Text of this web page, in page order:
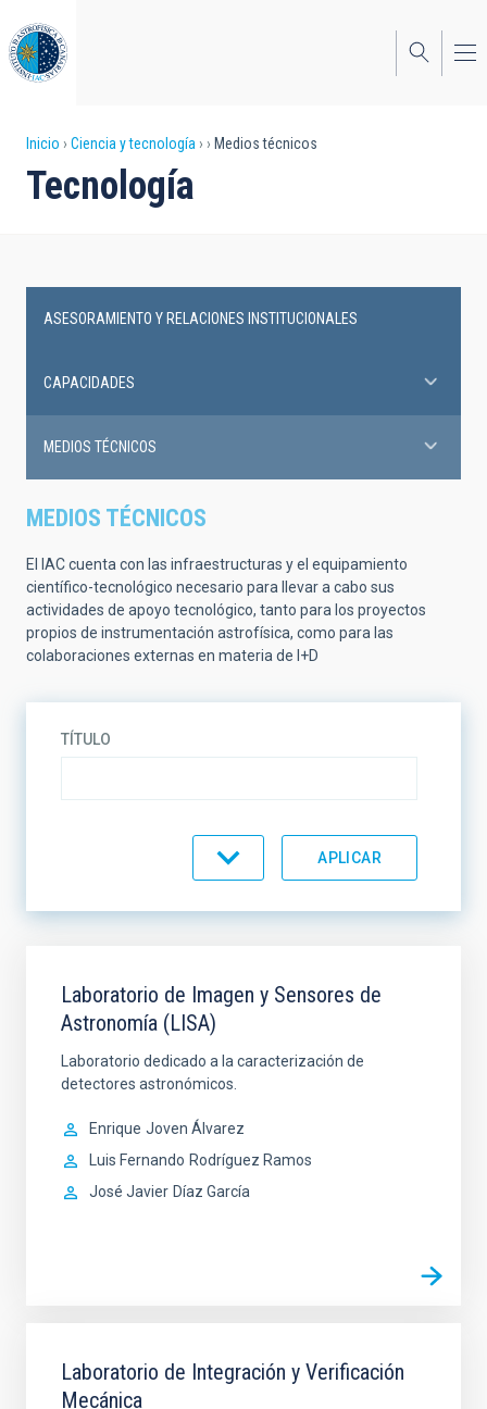
al
contenido
principal
Sobrescribir
enlaces
navegación
Inicio Ciencia y tecnología Medios técnicos
Tecnología
MEDIOS TÉCNICOS
El IAC cuenta con las infraestructuras y el equipamiento
científico-tecnológico necesario para llevar a cabo sus
actividades de apoyo tecnológico, tanto para los proyectos
propios de instrumentación astrofísica, como para las
colaboraciones externas en materia de I+D
TÍTULO
Laboratorio de Imagen y Sensores de
Astronomía (LISA)
Laboratorio dedicado a la caracterización de
detectores astronómicos.
Enrique Joven Álvarez
Luis Fernando Rodríguez Ramos
José Javier Díaz García
Laboratorio de Integración y Verificación
Mecánica
navigation
ASESORAMIENTO Y RELACIONES INSTITUCIONALES
CAPACIDADES
MEDIOS TÉCNICOS